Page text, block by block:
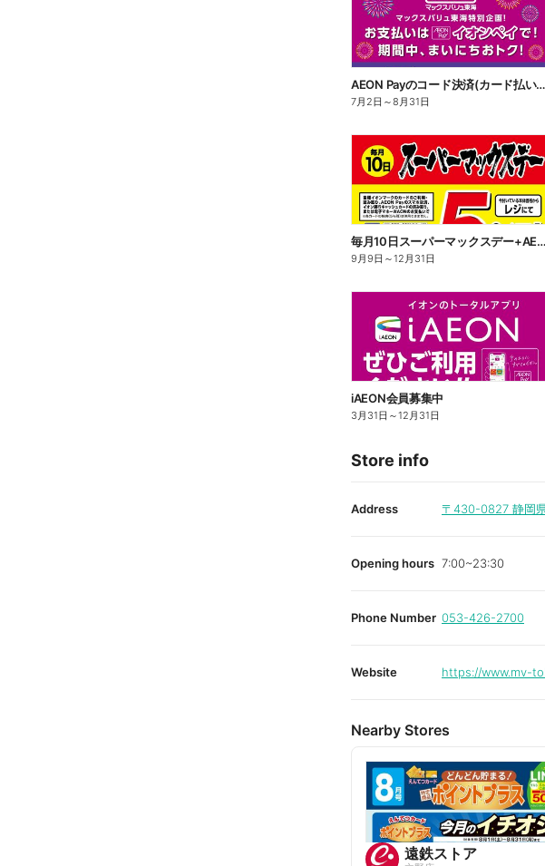
AEON Payのコード決済(カード払い・チャージ払い)でWAON POINT 3倍
7月2日 ～8月31日
毎月10日スーパーマックスデー+AEON Pay 10倍
9月9日 ～12月31日
iAEON会員募集中
3月31日 ～12月31日
Store info
Address 〒430-0827 静岡
Opening hours 7:00~23:30
Phone Number 053-426-2700
Website https://www.mv-
Nearby Stores
遠鉄ストア